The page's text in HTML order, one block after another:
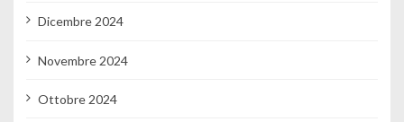
Dicembre 2024
Novembre 2024
Ottobre 2024